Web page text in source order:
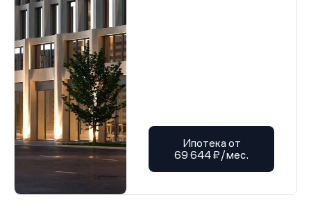
Ипотека от
69 644 ₽/мес.